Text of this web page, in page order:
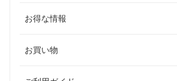
お得な情報
お買い物